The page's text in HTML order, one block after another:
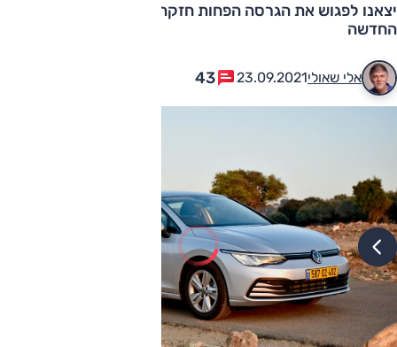
יצאנו לפגוש את הגרסה הפחות חזקה והיותר זולה של גולף
החדשה
אלי שאולי23.09.2021
43